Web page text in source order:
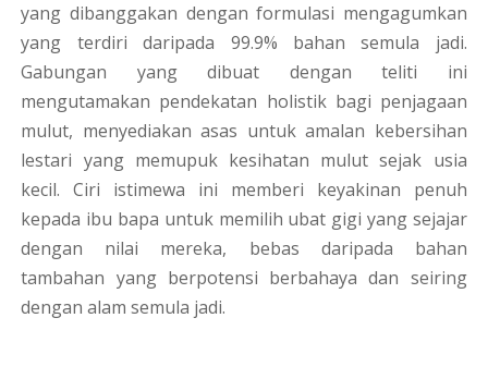
yang dibanggakan dengan formulasi mengagumkan
yang terdiri daripada 99.9% bahan semula jadi.
Gabungan yang dibuat dengan teliti ini
mengutamakan pendekatan holistik bagi penjagaan
mulut, menyediakan asas untuk amalan kebersihan
lestari yang memupuk kesihatan mulut sejak usia
kecil. Ciri istimewa ini memberi keyakinan penuh
kepada ibu bapa untuk memilih ubat gigi yang sejajar
dengan nilai mereka, bebas daripada bahan
tambahan yang berpotensi berbahaya dan seiring
dengan alam semula jadi.